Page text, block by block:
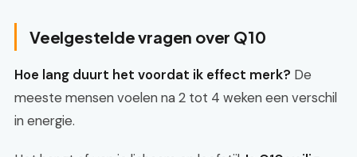
Veelgestelde vragen over Q10
Hoe lang duurt het voordat ik effect merk? De
meeste mensen voelen na 2 tot 4 weken een verschil
in energie.